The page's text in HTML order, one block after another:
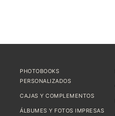
PHOTOBOOKS
PERSONALIZADOS
CAJAS Y COMPLEMENTOS
ÁLBUMES Y FOTOS IMPRESAS